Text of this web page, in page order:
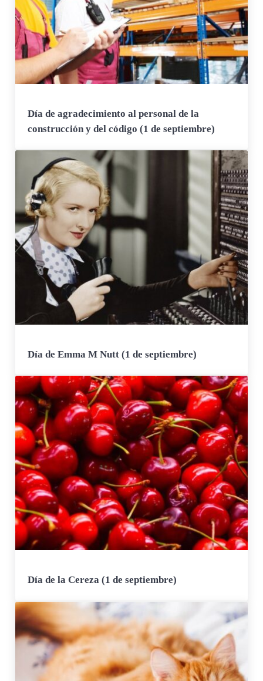
Día de agradecimiento al personal de la
construcción y del código (1 de septiembre)
Día de Emma M Nutt (1 de septiembre)
Día de la Cereza (1 de septiembre)